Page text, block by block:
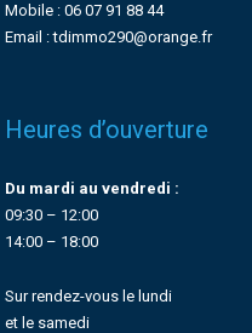
Mobile : 06 07 91 88 44
Email : tdimmo290@orange.fr
Heures d’ouverture
Du mardi au vendredi :
09:30 – 12:00
14:00 – 18:00
Sur rendez-vous le lundi
et le samedi